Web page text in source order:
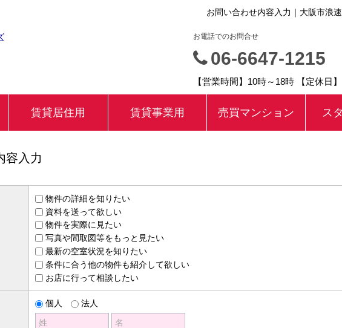
お問い合わせ内容入力｜大阪市浪
お電話でのお問合せ
06-6647-1215
【営業時間】10時～18時 【定休日
賃貸居住用 賃貸事業用 売買マンション ス
容入力
物件の詳細を知りたい
資料を送って欲しい
物件を実際に見たい
写真や間取図等をもっと見たい
最新の空室状況を知りたい
条件に合う他の物件も紹介して欲しい
お店に行って相談したい
個人
法人
姓
名